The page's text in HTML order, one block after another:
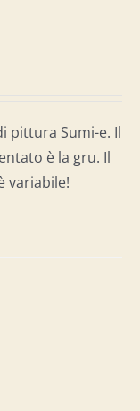
pittura Sumi-e. Il
è la gru. Il
variabile!